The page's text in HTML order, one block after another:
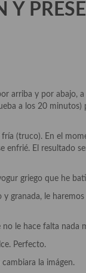
Y
arriba y por abajo, a
a los 20
(truco). En el
enfrié. El resultado
griego que he
le haremos
le hace falta nada
Perfecto.
la imágen.